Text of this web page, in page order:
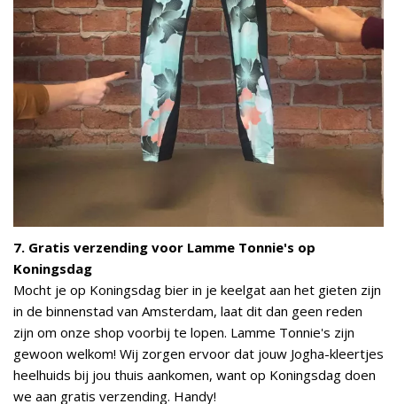
7. Gratis verzending voor Lamme Tonnie's op
Koningsdag
Mocht je op Koningsdag bier in je keelgat aan het gieten zijn
in de binnenstad van Amsterdam, laat dit dan geen reden
zijn om onze shop voorbij te lopen. Lamme Tonnie's zijn
gewoon welkom! Wij zorgen ervoor dat jouw Jogha-kleertjes
heelhuids bij jou thuis aankomen, want op Koningsdag doen
we aan gratis verzending. Handy!